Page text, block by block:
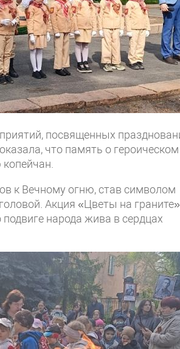
посвященных
что память о героическом
к Вечному огню, став символом
Акция «Цветы на граните»
народа жива в сердцах